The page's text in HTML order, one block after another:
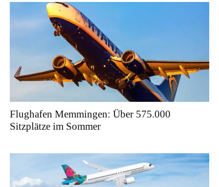
Flughafen Memmingen: Über 575.000
Sitzplätze im Sommer